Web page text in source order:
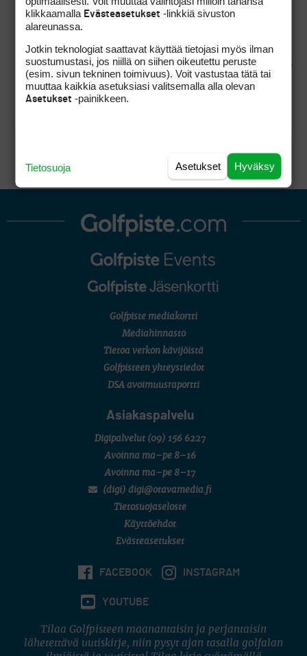
Varmaan se on juuri näin, jos yhtiöjärjestys on
Golfpiste mediakortti
Mediahinnasto
Tietoa verkon kävijöistä
Golfpisteen yhteystiedot
DSA avoimuusraportti
Asiakaspalvelu
Digipalvelut (09) 156 6227
Avoinna ma–pe 8–16
Avoinna ma–pe 8–17
(digi) digi@otavamedia.fi
Tietosuojaseloste
Käyttöehdot
Evästeasetukset
FACEBOOK INSTAGRAM
YOUTUBE
Tilaa Golfpisteen maanantaisin ja perjantaisin
lähetettävä uutiskirje, niin pysyt ajan tasalla golfalan
klikkaamalla Evästeasetukset -linkkiä sivuston
alareunassa.
Jotkin teknologiat saattavat käyttää tietojasi myös ilman
suostumustasi, jos niillä on siihen oikeutettu peruste
(esim. sivun tekninen toimivuus). Voit vastustaa tätä tai
muuttaa kaikkia asetuksiasi valitsemalla alla olevan
Asetukset -painikkeen.
Hyväksy
Asetukset
Tietosuoja